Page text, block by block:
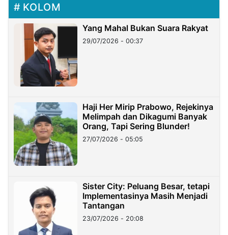
KOLOM
Yang Mahal Bukan Suara Rakyat
29/07/2026 - 00:37
Haji Her Mirip Prabowo, Rejekinya
Melimpah dan Dikagumi Banyak
Orang, Tapi Sering Blunder!
27/07/2026 - 05:05
Sister City: Peluang Besar, tetapi
Implementasinya Masih Menjadi
Tantangan
23/07/2026 - 20:08